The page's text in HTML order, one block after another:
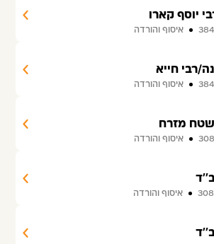
יוסף קארו
איסוף והורדה
רבי חייא
איסוף והורדה
שטח מזרח
איסוף והורדה
איסוף והורדה